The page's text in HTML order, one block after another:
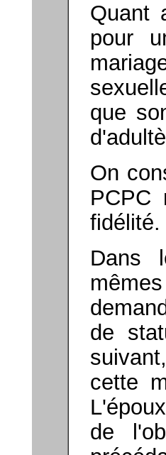
Quant
pour
que
On
PCPC
fidélité.
Dans
de
cette
de